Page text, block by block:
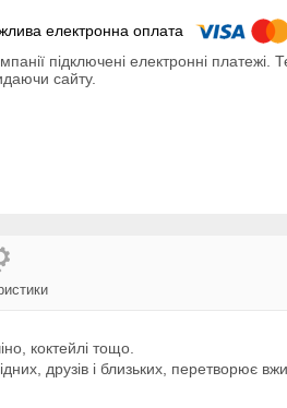
підключені електронні
сайту.
коктейлі тощо.
друзів і близьких, перетворює